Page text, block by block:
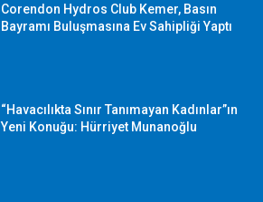
Corendon Hydros Club Kemer, Basın
Bayramı Buluşmasına Ev Sahipliği Yaptı
“Havacılıkta Sınır Tanımayan Kadınlar”ın
Yeni Konuğu: Hürriyet Munanoğlu